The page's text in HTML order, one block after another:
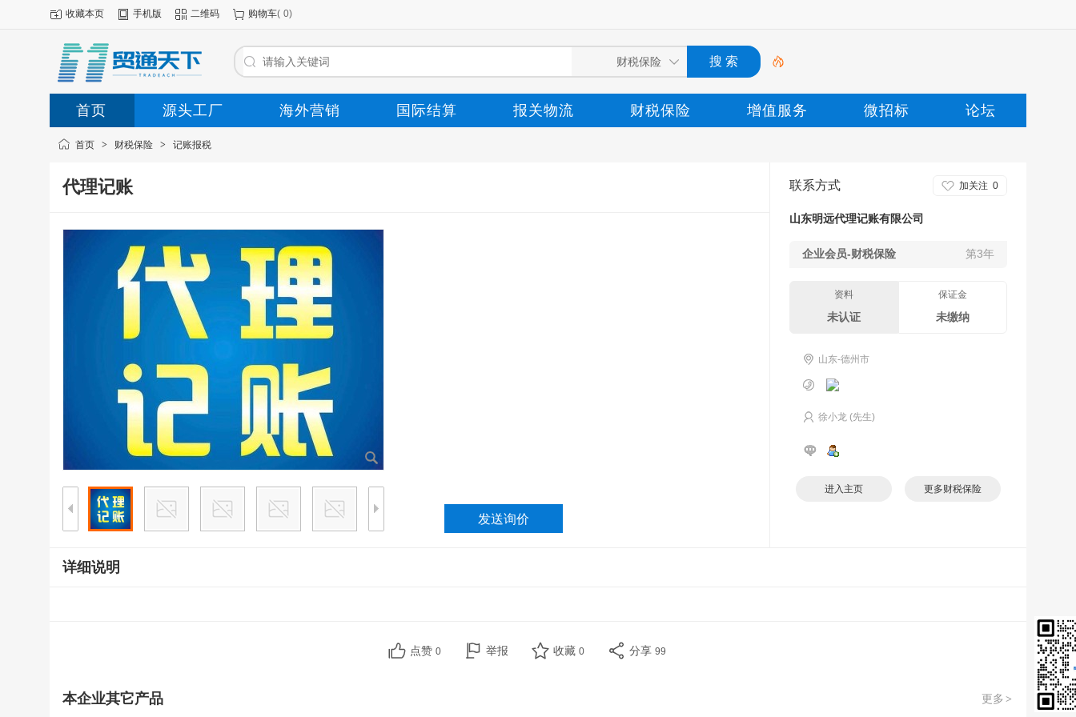
收藏本页 手机版 二维码 购物车( 0)
首页 源头工厂 海外营销 国际结算 报关物流 财税保险 增值服务 微招标 论坛
首页 > 财税保险 > 记账报税
代理记账 联系方式 加关注 0
山东明远代理记账有限公司
企业会员-财税保险 第3年
资料
未认证
保证金
未缴纳
山东-德州市
徐小龙 (先生)
进入主页 更多财税保险
详细说明
点赞 0 举报 收藏 0 分享 99
更多 >
本企业其它产品